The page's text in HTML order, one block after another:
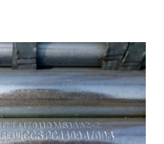
تبقيك في العمل على المدى